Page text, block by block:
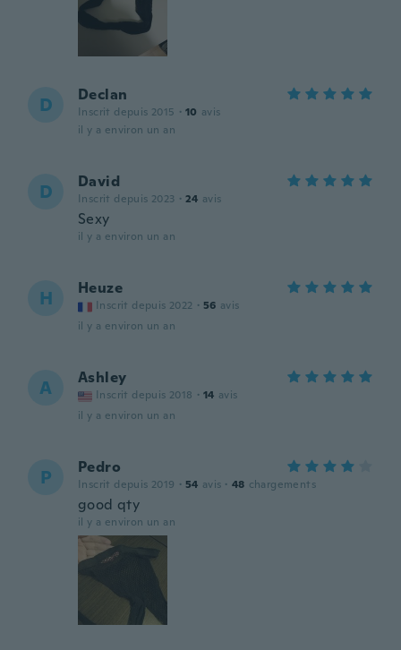
D Declan
Inscrit depuis 2015 · 10 avis
il y a environ un an
D David
Inscrit depuis 2023 · 24 avis
Sexy
il y a environ un an
H Heuze
Inscrit depuis 2022 · 56 avis
il y a environ un an
A Ashley
Inscrit depuis 2018 · 14 avis
il y a environ un an
P Pedro
Inscrit depuis 2019 · 54 avis · 48 chargements
good qty
il y a environ un an